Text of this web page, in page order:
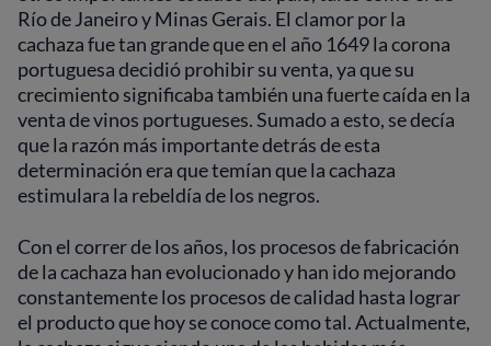
Río de Janeiro y Minas Gerais. El clamor por la
cachaza fue tan grande que en el año 1649 la corona
portuguesa decidió prohibir su venta, ya que su
crecimiento significaba también una fuerte caída en la
venta de vinos portugueses. Sumado a esto, se decía
que la razón más importante detrás de esta
determinación era que temían que la cachaza
estimulara la rebeldía de los negros.
Con el correr de los años, los procesos de fabricación
de la cachaza han evolucionado y han ido mejorando
constantemente los procesos de calidad hasta lograr
el producto que hoy se conoce como tal. Actualmente,